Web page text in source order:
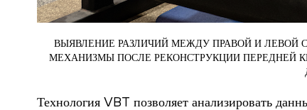
ВЫЯВЛЕНИЕ РАЗЛИЧИЙ МЕЖДУ ПРАВОЙ И
МЕХАНИЗМЫ ПОСЛЕ РЕКОНСТРУКЦИИ ПЕРЕДНЕЙ
Технология VBT позволяет анализировать